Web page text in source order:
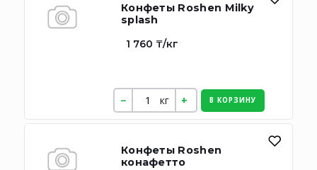
Конфеты Roshen Milky
splash
1 760 ₸/кг
кг В КОРЗИНУ
Конфеты Roshen
конафетто